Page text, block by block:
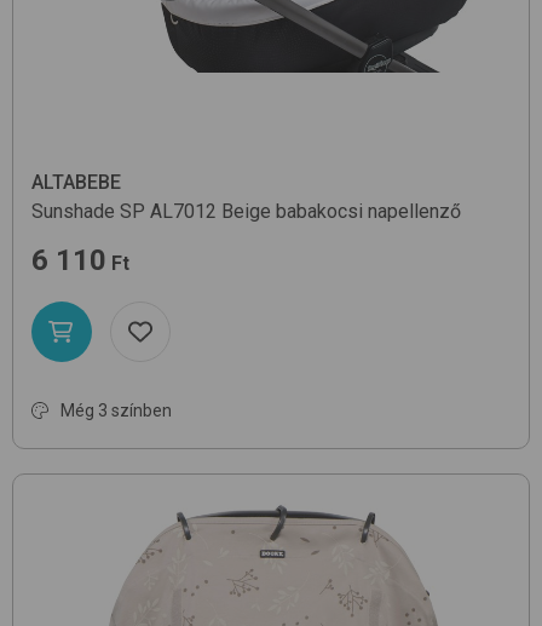
ALTABEBE
Sunshade SP AL7012 Beige babakocsi napellenző
6 110 Ft
Még 3 színben